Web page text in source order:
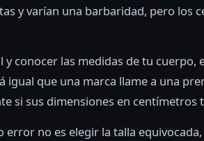
y varían una barbaridad, pero los
conocer las medidas de tu cuerpo,
igual que una marca llame a una
si sus dimensiones en centímetros
error no es elegir la talla